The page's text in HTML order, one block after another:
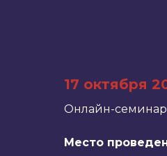
17 октября
Онлайн-
Место